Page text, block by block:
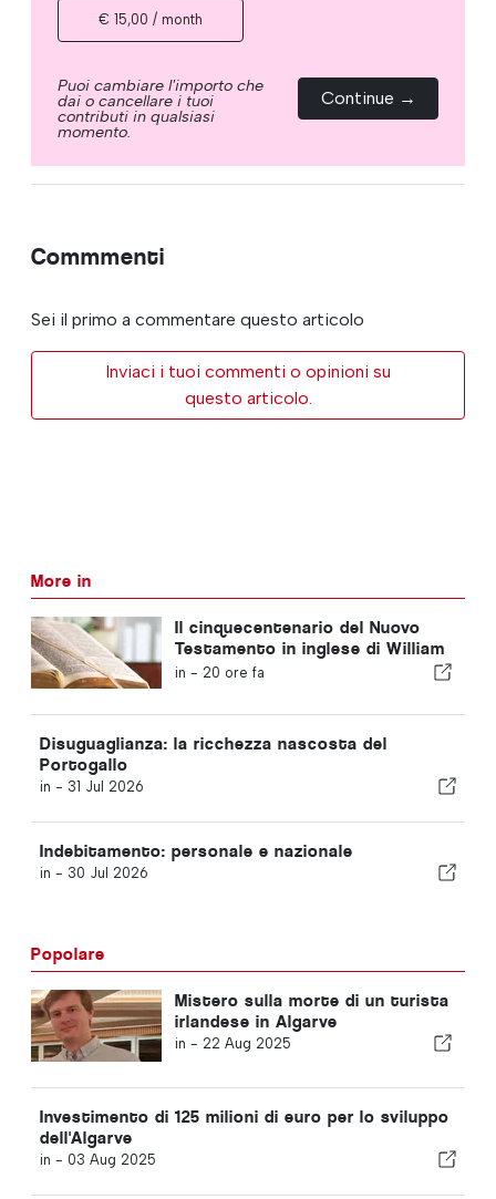
€ 15,00 / month
Puoi cambiare l'importo che
dai o cancellare i tuoi
contributi in qualsiasi
momento.
Continue →
Commmenti
Sei il primo a commentare questo articolo
Inviaci i tuoi commenti o opinioni su
questo articolo.
More in
Il cinquecentenario del Nuovo
Testamento in inglese di William
Tyndale
in - 20 ore fa
Disuguaglianza: la ricchezza nascosta del
Portogallo
in - 31 Jul 2026
Indebitamento: personale e nazionale
in - 30 Jul 2026
Popolare
Mistero sulla morte di un turista
irlandese in Algarve
in - 22 Aug 2025
Investimento di 125 milioni di euro per lo sviluppo
dell'Algarve
in - 03 Aug 2025